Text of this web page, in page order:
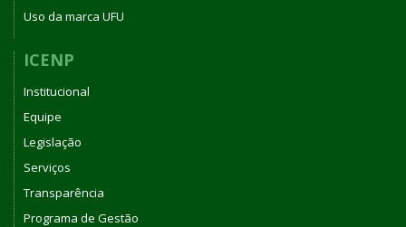
Uso da marca UFU
ICENP
Institucional
Equipe
Legislação
Serviços
Transparência
Programa de Gestão